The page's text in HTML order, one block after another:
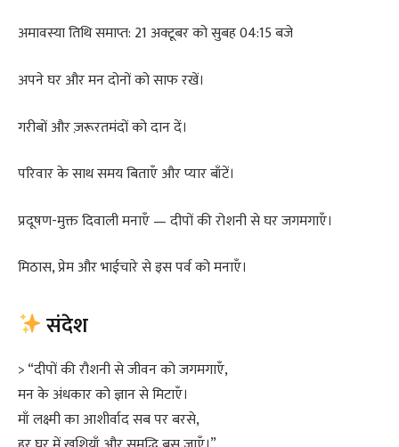
अमावस्या तिथि समाप्त: 21 अक्टूबर को सुबह 04:15 बजे
अपने घर और मन दोनों को साफ रखें।
गरीबों और ज़रूरतमंदों को दान दें।
परिवार के साथ समय बिताएँ और प्यार बाँटें।
प्रदूषण-मुक्त दिवाली मनाएँ — दीपों की रोशनी से घर जगमगाएँ।
मिठास, प्रेम और भाईचारे से इस पर्व को मनाएँ।
संदेश
> “दीपों की रौशनी से जीवन को जगमगाएँ,
मन के अंधकार को ज्ञान से मिटाएँ।
माँ लक्ष्मी का आशीर्वाद सब पर बरसे,